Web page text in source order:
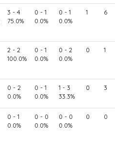
3 - 4
75.0%
0 - 1
0.0%
0 - 1
0.0%
1 6
2 - 2
100.0%
0 - 1
0.0%
0 - 2
0.0%
0 1
0 - 2
0.0%
0 - 1
0.0%
1 - 3
33.3%
0 3
0 - 1
0.0%
0 - 0
0.0%
0 - 0
0.0%
0 0